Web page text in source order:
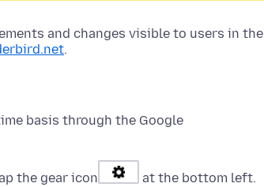
and changes visible to users in the
.
basis through the Google
the gear icon
at the bottom left.